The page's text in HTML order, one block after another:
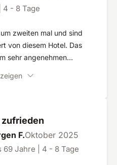
4 - 8 Tage
zweiten mal und sind
von diesem Hotel. Das
sehr angenehmen
out. Hier stimmt einfach
Seifen, Lotionen für die
der perfekte tägliche
Gleichen. Einen
vorne was eh schon
zufrieden
F.Oktober 2025
69 Jahre | 4 - 8 Tage